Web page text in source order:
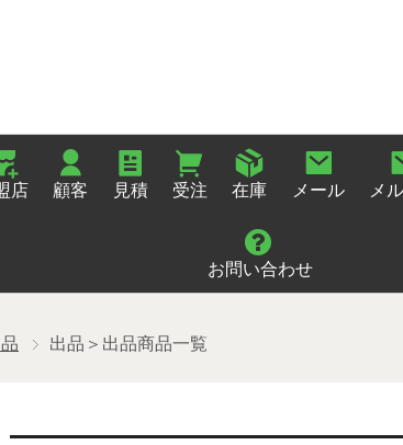
店 顧客 見積 受注 在庫 メール メ
お問い合わせ
出品＞出品商品一覧